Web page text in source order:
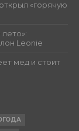
«горячую
Leonie
мед и стоит